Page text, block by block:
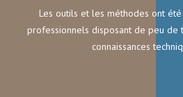
Les outils et les méthodes ont
professionnels disposant de peu de
connaissances